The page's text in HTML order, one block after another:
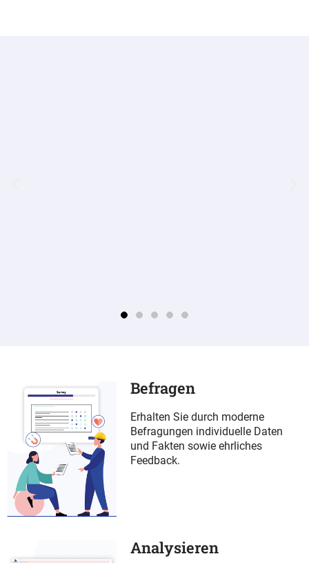
Nutzen Sie schlüsselfertige Fragebögen und
KI-gestützte Analysen, um kontinuierlich die
Arbeitserfahrungen Ihrer Mitarbeiter:innen zu
verbessern.
Befragen
Erhalten Sie durch moderne
Befragungen individuelle Daten
und Fakten sowie ehrliches
Feedback.
Analysieren